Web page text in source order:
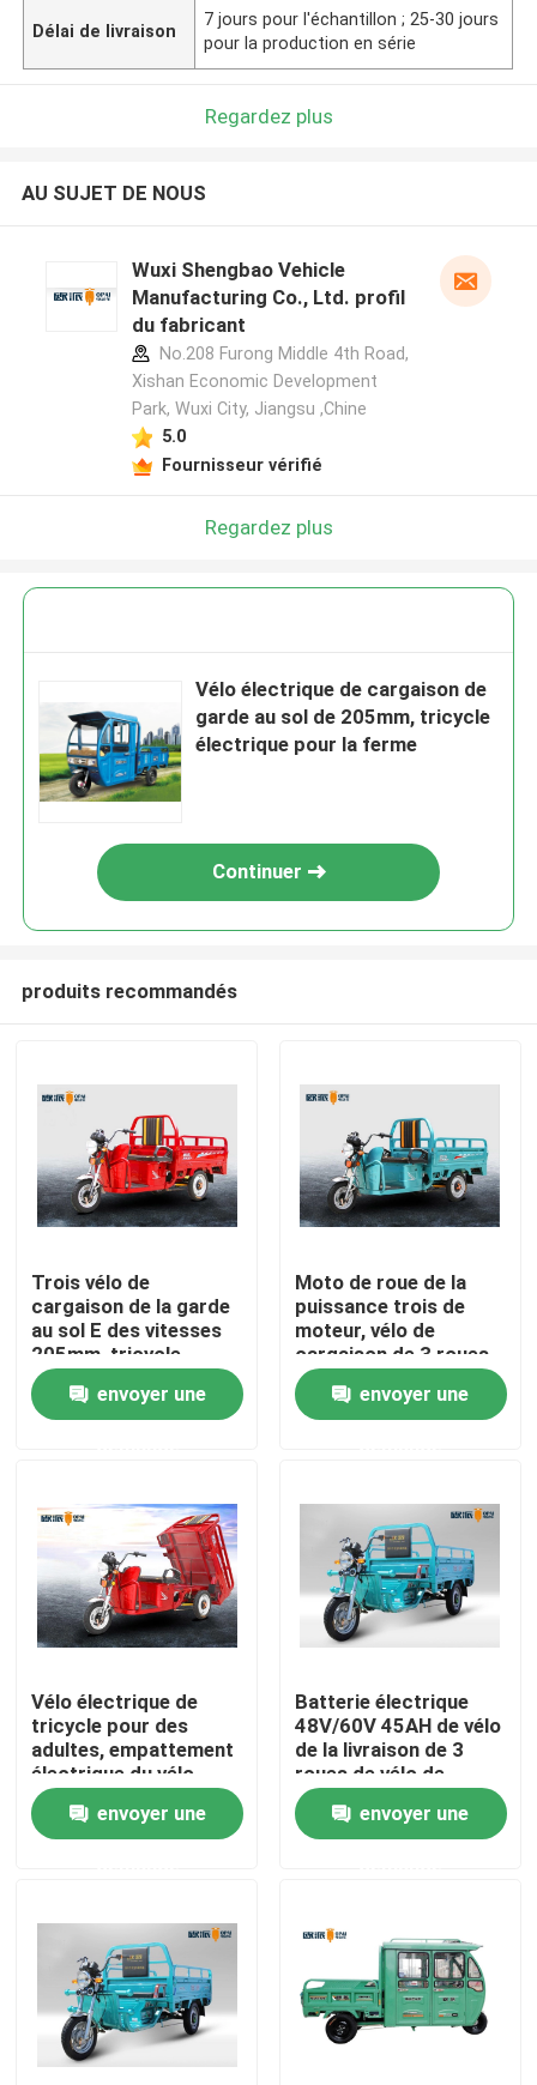
Accueil
Contacts
Produits
Scooter broyé du noir électrique
Scooteur électrique
Scooter électrique de mobilité
scooter d'équilibre électrique
Scooter électrique de pédale
Scooter électrique de dames
Délai de livraison
7 jours pour l'échantillon ; 25-30 jours
pour la production en série
Regardez plus
AU SUJET DE NOUS
Wuxi Shengbao Vehicle
Manufacturing Co., Ltd. profil
du fabricant
No.208 Furong Middle 4th Road,
Xishan Economic Development
Park, Wuxi City, Jiangsu ,Chine
5.0
Fournisseur vérifié
Regardez plus
Vélo électrique de cargaison de
garde au sol de 205mm, tricycle
électrique pour la ferme
Continuer
produits recommandés
Trois vélo de
cargaison de la garde
au sol E des vitesses
205mm, tricycle
électrique 48V 45AH
de cargaisonenvoyer une
Moto de roue de la
puissance trois de
moteur, vélo de
cargaison de 3 roues
avec le passager Seat
envoyer une
Vélo électrique de
tricycle pour des
adultes, empattement
électrique du vélo
1955mm de cargaison
de tricycleenvoyer une
Batterie électrique
48V/60V 45AH de vélo
de la livraison de 3
roues de vélo de
tricycle
envoyer une